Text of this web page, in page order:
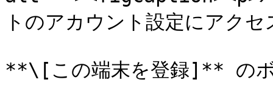
トのアカウント設定にア
**\[この端末を登録]** のボ